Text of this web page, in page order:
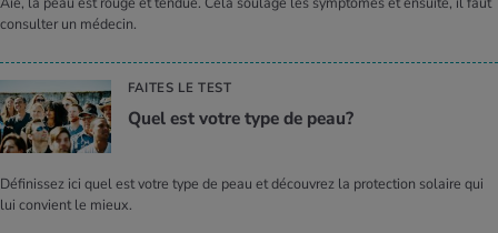
consulter un médecin.
FAITES LE TEST
Quel est votre type de peau?
Définissez ici quel est votre type de peau et découvrez la protection solaire qui
lui convient le mieux.